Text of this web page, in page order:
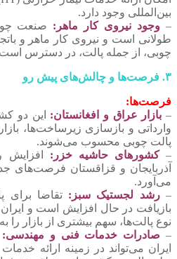
بین‌المللی وجود دارد.
– وجود نیروی کار ماهر: صنعت
طولانی است و نیروی کار ماهر و
چوبی، از جمله پالت، در دسترس
۳. فرصت‌ها و چالش‌های پیش رو
فرصت‌ها:
– بازار عراق و افغانستان: این دو
وارداتی و بازسازی زیرساخت‌ها،
پالت چوبی محسوب می‌شوند.
–کشورهای حاشیه خزر: افزایش
آذربایجان و قزاقستان فرصت‌های
می‌آورد.
–رشد لجستیک سبز: تقاضا برای
بازیافت در حال افزایش است و ایران
نوع پالت‌ها، سهم بیشتری از بازار
– صادرات خدمات فنی و مهندسی:
ایران می‌تواند در زمینه ارائه